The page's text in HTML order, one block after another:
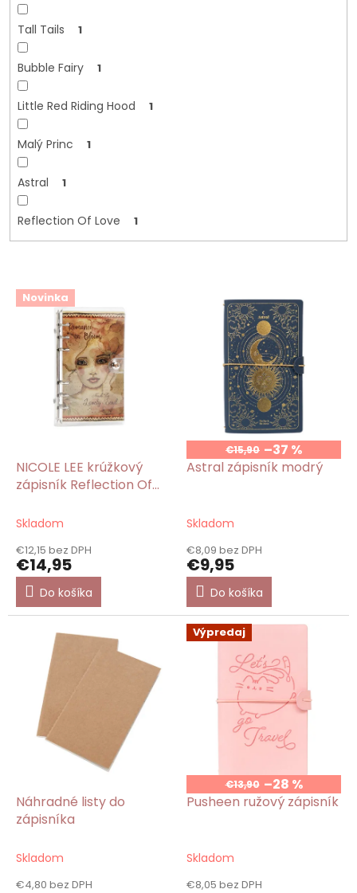
Tall Tails 1
Bubble Fairy 1
Little Red Riding Hood 1
Malý Princ 1
Astral 1
Reflection Of Love 1
V Novinka
NICOLE LEE krúžkový
zápisník Reflection Of
Skladom
€12,15 bez DPH
€14,95
Do košíka
€15,90 –37 %
Astral zápisník modrý
Skladom
€8,09 bez DPH
€9,95
Do košíka
Náhradné listy do
zápisníka
Skladom
€4,80 bez DPH
Výpredaj
€13,90 –28 %
Pusheen ružový zápisník
Skladom
€8,05 bez DPH